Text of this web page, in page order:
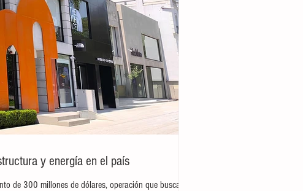
y energía en el país
de 300 millones de dólares, operación que busca